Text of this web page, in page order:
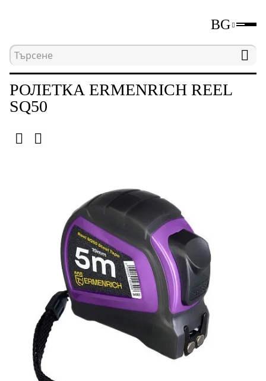
BG
Начална страница Измервателни
РОЛЕТКА ERMENRICH REEL
SQ50